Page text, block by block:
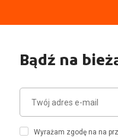
Bądź na
Wyrażam zgodę na na